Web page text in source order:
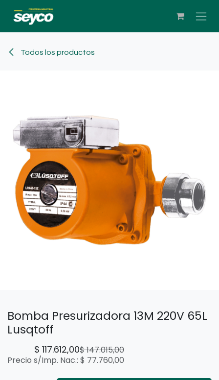
Ir al contenido
Todos los productos
Bomba Presurizadora 13M 220V 65L
Lusqtoff
$ 117.612,00$147.015,00
Precio s/Imp. Nac.: $ 77.760,00